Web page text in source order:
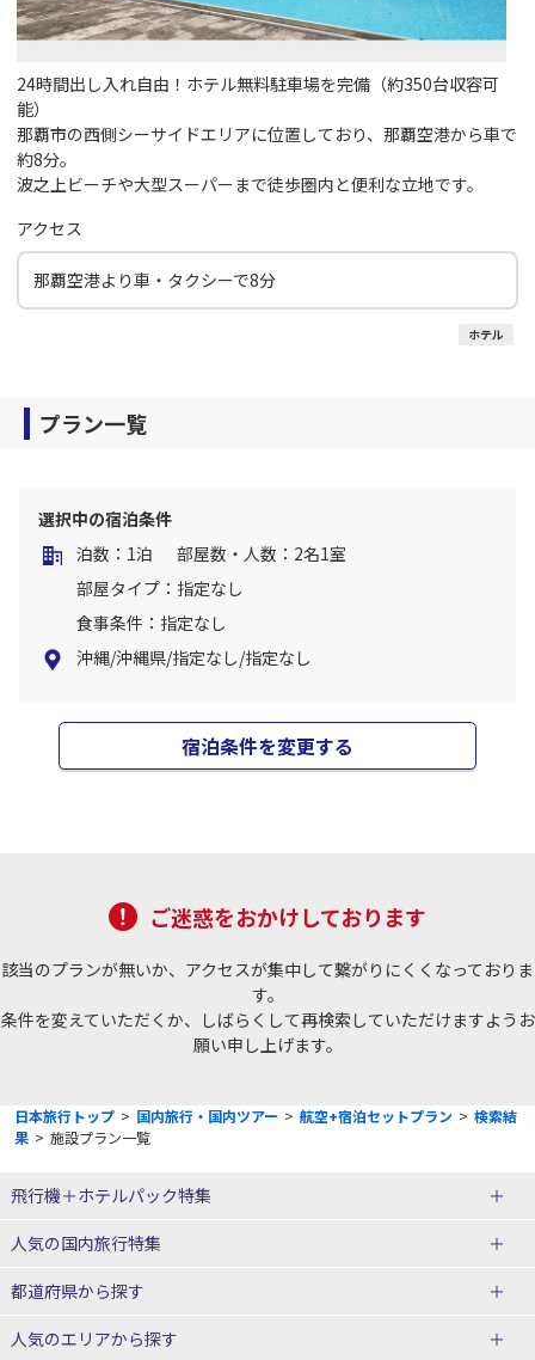
24時間出し入れ自由！ホテル無料駐車場を完備（約350台収容可
能）
那覇市の西側シーサイドエリアに位置しており、那覇空港から車で
約8分。
波之上ビーチや大型スーパーまで徒歩圏内と便利な立地です。
アクセス
那覇空港より車・タクシーで8分
ホテル
プラン一覧
選択中の宿泊条件
泊数：1泊
部屋数・人数：2名1室
部屋タイプ：指定なし
食事条件：指定なし
沖縄/沖縄県/指定なし/指定なし
宿泊条件を変更する
ご迷惑をおかけしております
該当のプランが無いか、アクセスが集中して繋がりにくくなっておりま
す。
条件を変えていただくか、しばらくして再検索していただけますようお
願い申し上げます。
日本旅行トップ > 国内旅行・国内ツアー > 航空+宿泊セットプラン > 検索結
果 > 施設プラン一覧
飛行機＋ホテルパック特集
赤い風船ダイナミックパッケージ
ＪＡＬで行く飛行機+ホテルパック
人気の国内旅行特集
東京ディズニーリゾート®への旅
ユニバーサル・スタジオ・ジャパ
都道府県から探す
人気のエリアから探す